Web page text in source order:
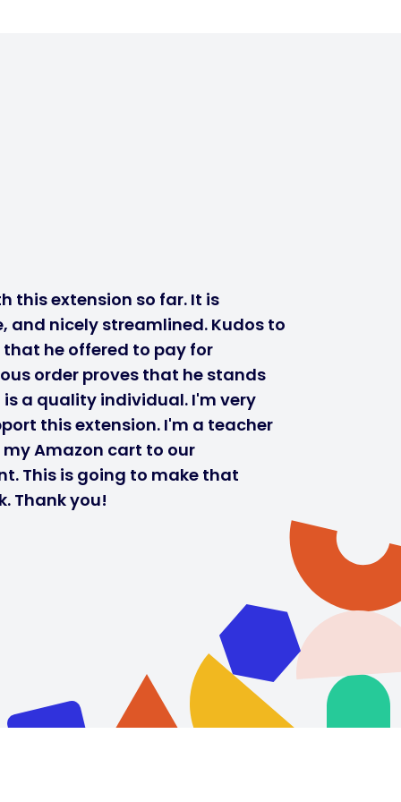
this extension so far. It is
and nicely streamlined. Kudos to
he offered to pay for
order proves that he stands
a quality individual. I'm very
this extension. I'm a teacher
Amazon cart to our
This is going to make that
Thank you!